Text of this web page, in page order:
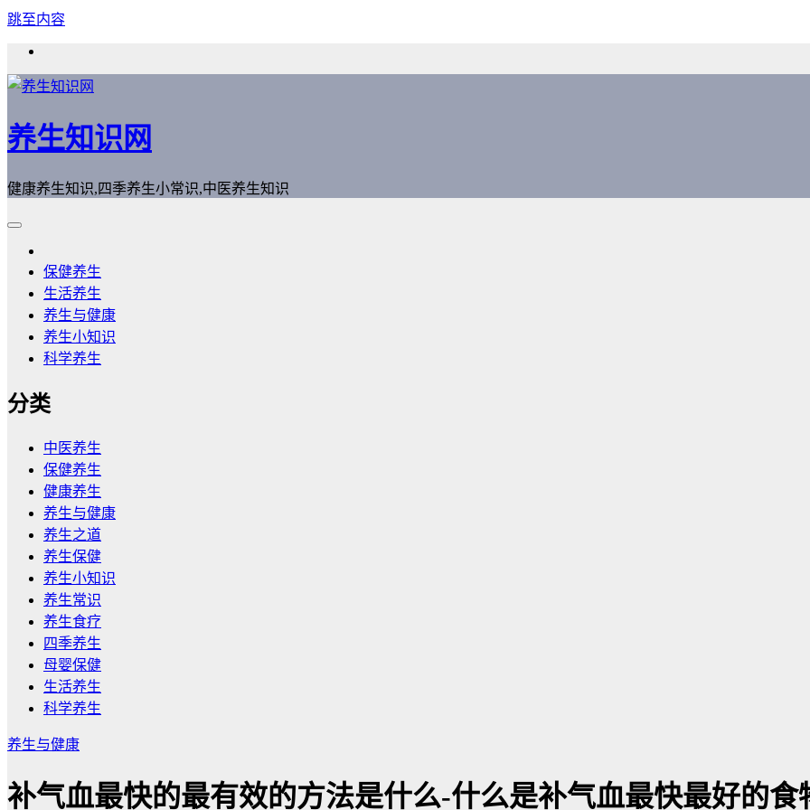
跳至内容
养生知识网
健康养生知识,四季养生小常识,中医养生知识
保健养生
生活养生
养生与健康
养生小知识
科学养生
分类
中医养生
保健养生
健康养生
养生与健康
养生之道
养生保健
养生小知识
养生常识
养生食疗
四季养生
母婴保健
生活养生
科学养生
养生与健康
补气血最快的最有效的方法是什么-什么是补气血最快最好的食